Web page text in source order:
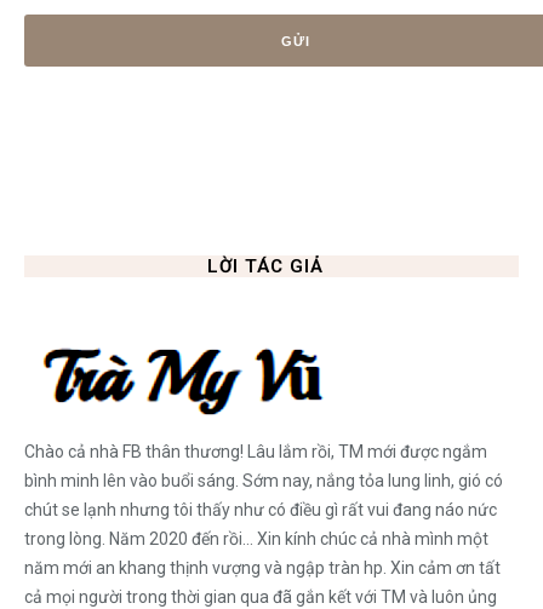
LỜI TÁC GIẢ
Chào cả nhà FB thân thương! Lâu lắm rồi, TM mới được ngắm
bình minh lên vào buổi sáng. Sớm nay, nắng tỏa lung linh, gió có
chút se lạnh nhưng tôi thấy như có điều gì rất vui đang náo nức
trong lòng. Năm 2020 đến rồi... Xin kính chúc cả nhà mình một
năm mới an khang thịnh vượng và ngập tràn hp. Xin cảm ơn tất
cả mọi người trong thời gian qua đã gắn kết với TM và luôn ủng